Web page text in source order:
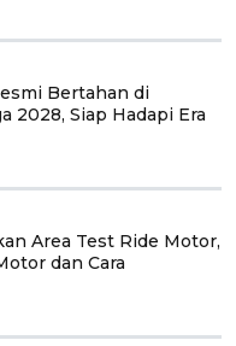
Bertahan di
2028, Siap Hadapi Era
Area Test Ride Motor,
dan Cara